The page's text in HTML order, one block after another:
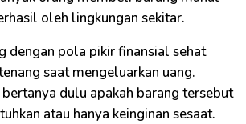
oleh lingkungan sekitar.
dengan pola pikir finansial sehat
saat mengeluarkan uang.
dulu apakah barang tersebut
atau hanya keinginan sesaat.